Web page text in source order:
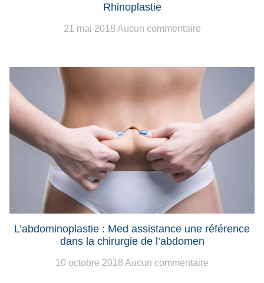
Rhinoplastie
21 mai 2018 Aucun commentaire
L’abdominoplastie : Med assistance une référence
dans la chirurgie de l’abdomen
10 octobre 2018 Aucun commentaire